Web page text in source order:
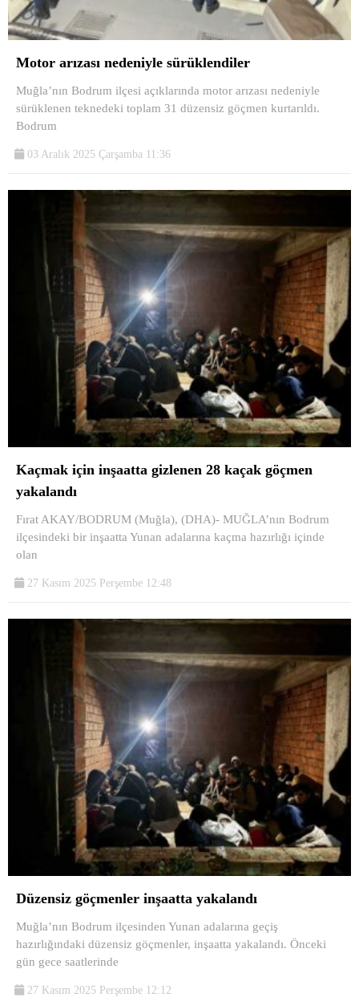
Motor arızası nedeniyle sürüklendiler
Muğla’nın Bodrum ilçesi açıklarında motor arızası nedeniyle
sürüklenen teknedeki toplam 31 düzensiz göçmen kurtarıldı.
Bodrum
03 Aralık 2025 Çarşamba 11:36
Kaçmak için inşaatta gizlenen 28 kaçak göçmen
yakalandı
Fırat AKAY/BODRUM (Muğla), (DHA)- MUĞLA’nın Bodrum
ilçesindeki bir inşaatta Yunan adalarına kaçma hazırlığı içinde
olan
27 Kasım 2025 Perşembe 12:48
Düzensiz göçmenler inşaatta yakalandı
Muğla’nın Bodrum ilçesinden Yunan adalarına geçiş
hazırlığındaki düzensiz göçmenler, inşaatta yakalandı. Önceki
gün gece saatlerinde
27 Kasım 2025 Perşembe 12:12